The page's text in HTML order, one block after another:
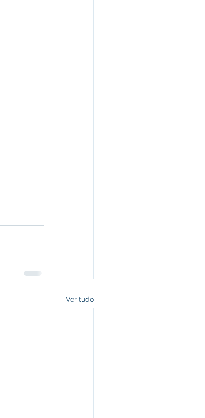
Ver tudo